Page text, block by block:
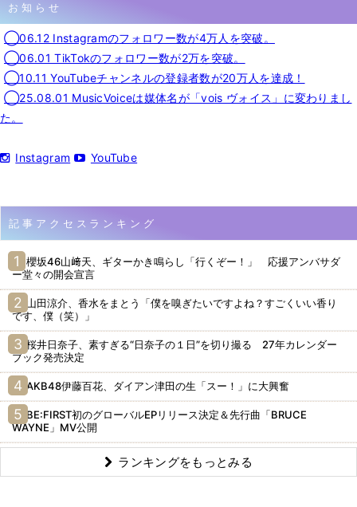
お知らせ
◯06.12 Instagramのフォロワー数が4万人を突破。
◯06.01 TikTokのフォロワー数が2万を突破。
◯10.11 YouTubeチャンネルの登録者数が20万人を達成！
◯25.08.01 MusicVoiceは媒体名が「vois ヴォイス」に変わりまし
た。
Instagram YouTube
記事アクセスランキング
櫻坂46山﨑天、ギターかき鳴らし「行くぞー！」 応援アンバサダ
ー堂々の開会宣言
山田涼介、香水をまとう「僕を嗅ぎたいですよね？すごくいい香り
です、僕（笑）」
桜井日奈子、素すぎる“日奈子の１日”を切り撮る 27年カレンダー
ブック発売決定
AKB48伊藤百花、ダイアン津田の生「スー！」に大興奮
BE:FIRST初のグローバルEPリリース決定＆先行曲「BRUCE
WAYNE」MV公開
ランキングをもっとみる